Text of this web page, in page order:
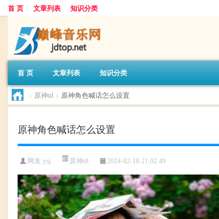
首 页 文章列表 知识分类
首 页 文章列表 知识分类
> 原神ol > 原神角色喊话怎么设置
原神角色喊话怎么设置
网友:ysj 原神ol 2024-02-18 21:02:49